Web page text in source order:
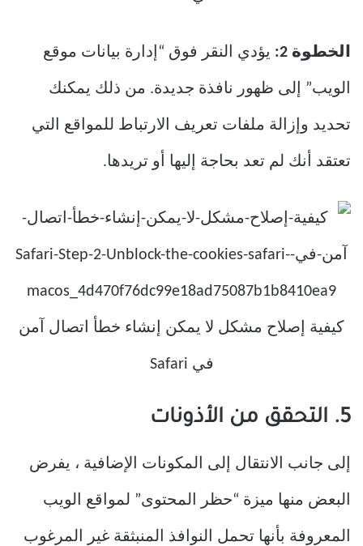
الخطوة 2: يؤدي النقر فوق “إدارة بيانات موقع
الويب” إلى ظهور نافذة جديدة. من ذلك يمكنك
تحديد وإزالة ملفات تعريف الارتباط للمواقع التي
تعتقد أنك لم تعد بحاجة إليها أو تريدها.
5. التحقق من الأذونات
إلى جانب الانتقال إلى المكونات الإضافية ، يفرض
البعض منها ميزة “حظر المحتوى” لمواقع الويب
المعروفة بأنها تحمل النوافذ المنبثقة غير المرغوب